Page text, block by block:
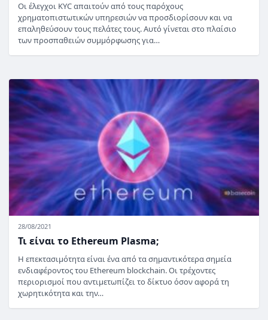
Οι έλεγχοι KYC απαιτούν από τους παρόχους
χρηματοπιστωτικών υπηρεσιών να προσδιορίσουν και να
επαληθεύσουν τους πελάτες τους. Αυτό γίνεται στο πλαίσιο
των προσπαθειών συμμόρφωσης για…
28/08/2021
Τι είναι το Ethereum Plasma;
Η επεκτασιμότητα είναι ένα από τα σημαντικότερα σημεία
ενδιαφέροντος του Ethereum blockchain. Οι τρέχοντες
περιορισμοί που αντιμετωπίζει το δίκτυο όσον αφορά τη
χωρητικότητα και την…